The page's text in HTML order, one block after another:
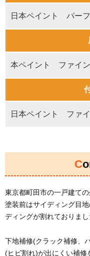
日本ペイント パー
本ペイント ファイン
日本ペイント ファ
東京都町田市の一戸建て
塗装前はサイディング目
ディングが割れておりまし
下地補修(クラック補修、
(ヒビ割れ)が出にくい補修